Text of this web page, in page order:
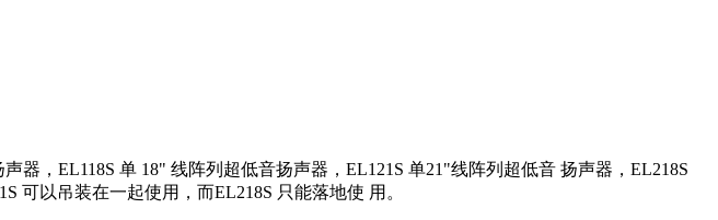
，EL118S 单 18" 线阵列超低音扬声器，EL121S 单21"线阵列超低音 扬声器，EL218S
可以吊装在一起使用，而EL218S 只能落地使 用。